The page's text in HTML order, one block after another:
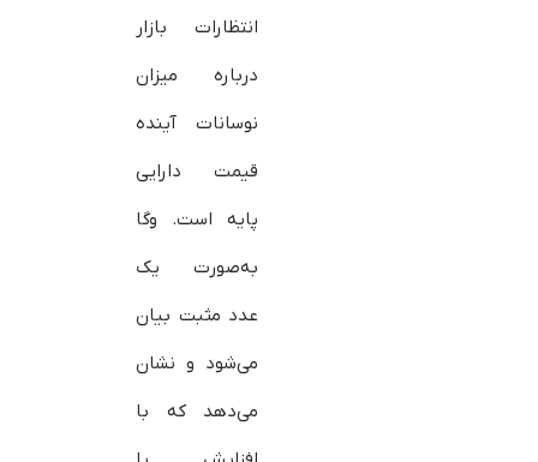
انتظارات بازار
درباره میزان
نوسانات آینده
قیمت دارایی
پایه است. وگا
به‌صورت یک
عدد مثبت بیان
می‌شود و نشان
می‌دهد که با